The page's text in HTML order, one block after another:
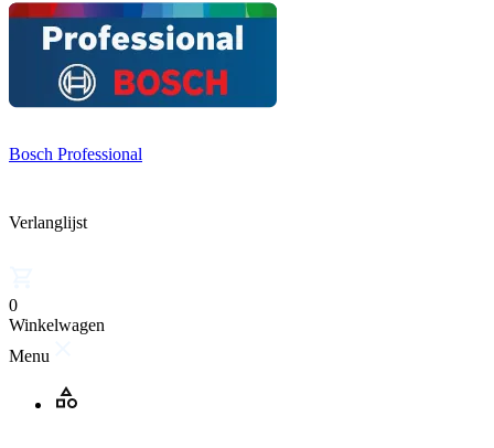
Bosch Professional
Verlanglijst
0
Winkelwagen
Menu